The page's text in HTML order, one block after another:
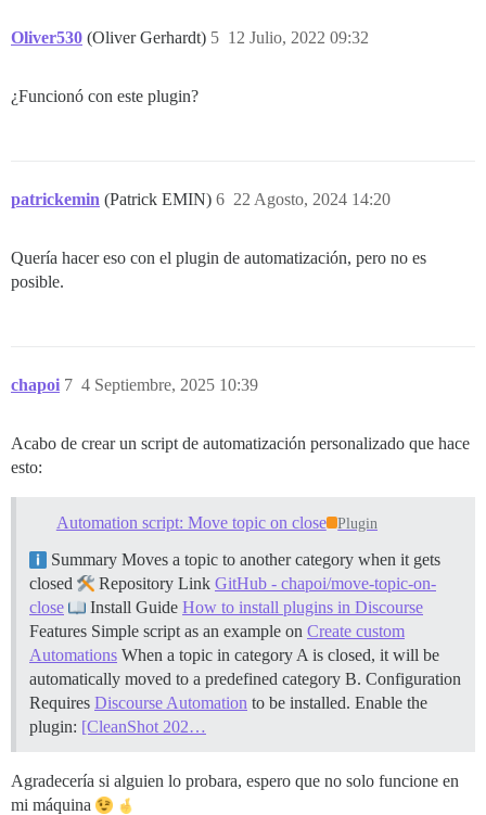
Oliver530 (Oliver Gerhardt) 12 Julio, 2022 09:32
5
¿Funcionó con este plugin?
patrickemin (Patrick EMIN) 22 Agosto, 2024 14:20
6
Quería hacer eso con el plugin de automatización, pero no es
posible.
chapoi 4 Septiembre, 2025 10:39
7
Acabo de crear un script de automatización personalizado que hace
esto:
Automation script: Move topic on close Plugin
Summary Moves a topic to another category when it gets
closed
Repository Link GitHub - chapoi/move-topic-on-
close
Install Guide How to install plugins in Discourse
Features Simple script as an example on Create custom
Automations When a topic in category A is closed, it will be
automatically moved to a predefined category B. Configuration
Requires Discourse Automation to be installed. Enable the
plugin: [CleanShot 202…
Agradecería si alguien lo probara, espero que no solo funcione en
mi máquina